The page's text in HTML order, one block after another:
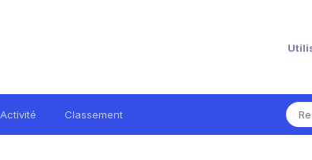
Activité Classement